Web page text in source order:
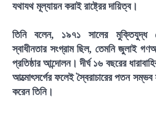
যথাযথ মূল্যায়ন করাই রাষ্ট্রের দায়িত্ব।
তিনি বলেন, ১৯৭১ সালের মুক্তিযুদ্ধ
স্বাধীনতার সংগ্রাম ছিল, তেমনি জুলাই
প্রতিষ্ঠার আন্দোলন। দীর্ঘ ১৬ বছরের
আত্মোৎসর্গের ফলেই স্বৈরাচারের পতন
করেন তিনি।